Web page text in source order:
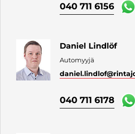
040 711 6156
Daniel Lindlöf
Automyyjä
daniel.lindlof
040 711 6178